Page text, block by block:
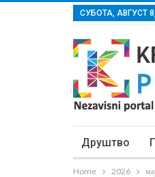
СУБОТА, АВГУСТ
Друштво
Home 2026